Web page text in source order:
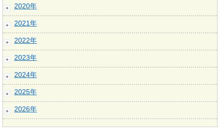
2020年
2021年
2022年
2023年
2024年
2025年
2026年